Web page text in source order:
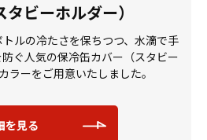
ビーホルダー）
ルの冷たさを保ちつつ、水滴で手
ぐ人気の保冷缶カバー（スタビー
ラーをご用意いたしました。
を見る